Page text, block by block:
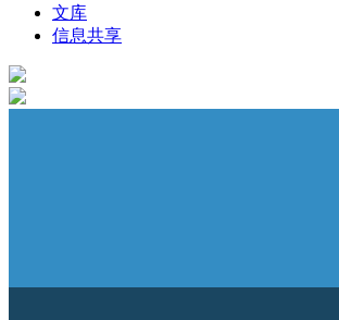
文库
信息共享